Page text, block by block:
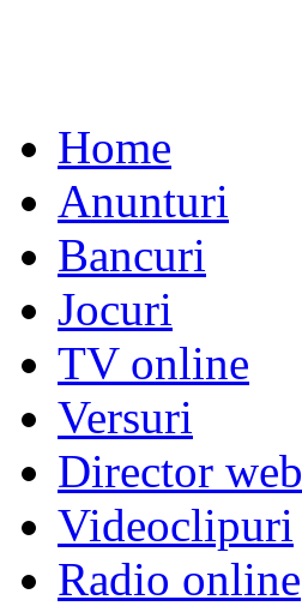
Home
Anunturi
Bancuri
Jocuri
TV online
Versuri
Director web
Videoclipuri
Radio online